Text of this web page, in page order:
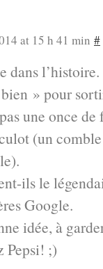
at 15 h 41 min #
dans l’histoire.
bien » pour
une once
(un
ils le
Google.
idée, à
Pepsi! ;)